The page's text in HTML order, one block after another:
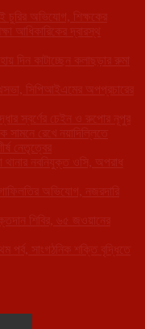
চুরির অভিযোগ, শিক্ষকের
আধিকারিকের দ্বারস্থ
দিন কাটাচ্ছেন কলাছড়ার রুমা
সিপিআইএমের অপপ্রচারের
স্বর্ণের চেইন ও রুপোর নূপুর
রেখে নয়াদিল্লিতে
নেতৃত্বের
থানার নবনিযুক্ত ওসি, অপরাধ
গাফিলতির অভিযোগ, নজরদারি
শিবির, ৬৫ জওয়ানের
পর্ব, সাংগঠনিক শক্তি বৃদ্ধিতে